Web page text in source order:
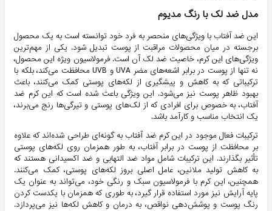
مدل ضد لک با رنگ مدیوم
این ضد آفتاب با ویژگی‌های منحصر به فرد خود توانسته است به یک محصول
برجسته در میان محصولات مراقبت از پوست تبدیل شود. یکی از مهم‌ترین
ویژگی‌های این کرم، خاصیت ضد لک آن است. فرمولاسیون ویژه این محصول،
نه تنها از پوست در برابر اشعه‌های مضر UVA و UVB محافظت می‌کند، بلکه با
ترکیباتی که به کاهش و پیشگیری از لکه‌های پوستی کمک می‌کنند، باعث
بهبود ظاهر پوست نیز می‌شود. این ویژگی باعث شده است که این کرم ضد
آفتاب، به خصوص برای افرادی که از لک‌های پوستی و تیرگی‌ها رنج می‌برند،
یک انتخاب مناسب و کارآمد باشد.
ترکیبات فعال موجود در این کرم ضد آفتاب به گونه‌ای طراحی شده‌اند که علاوه
بر محافظت از پوست در برابر آفتاب، به طور همزمان روی لکه‌های پوستی
تأثیر بگذارند. این ترکیبات شامل مواد ضد التهابی و ضد اکسیدانی هستند که
به کاهش تولید ملانین، عامل اصلی بروز لکه‌های پوستی، کمک می‌کنند.
همچنین، این کرم با فرمولاسیون سبک و رنگی خود، می‌تواند به عنوان یک
پایه آرایش نیز مورد استفاده قرار گیرد، به طوری که همزمان با یکدست کردن
رنگ پوست و پوشش‌دهی نواقص، به درمان و کاهش لکه‌ها نیز می‌پردازد.